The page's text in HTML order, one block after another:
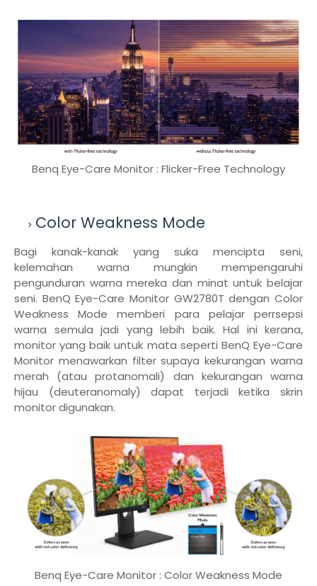
Benq Eye-Care Monitor : Flicker-Free Technology
Color Weakness Mode
Bagi kanak-kanak yang suka mencipta seni,
kelemahan warna mungkin mempengaruhi
pengunduran warna mereka dan minat untuk belajar
seni. BenQ Eye-Care Monitor GW2780T dengan Color
Weakness Mode memberi para pelajar perrsepsi
warna semula jadi yang lebih baik. Hal ini kerana,
monitor yang baik untuk mata seperti BenQ Eye-Care
Monitor menawarkan filter supaya kekurangan warna
merah (atau protanomali) dan kekurangan warna
hijau (deuteranomaly) dapat terjadi ketika skrin
monitor digunakan.
Benq Eye-Care Monitor : Color Weakness Mode